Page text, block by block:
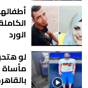
الورد
لو
مأساة